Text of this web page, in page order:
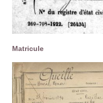
Matricule